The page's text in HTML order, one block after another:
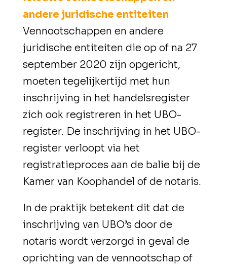
andere juridische entiteiten
Vennootschappen en andere
juridische entiteiten die op of na 27
september 2020 zijn opgericht,
moeten tegelijkertijd met hun
inschrijving in het handelsregister
zich ook registreren in het UBO-
register. De inschrijving in het UBO-
register verloopt via het
registratieproces aan de balie bij de
Kamer van Koophandel of de notaris.
In de praktijk betekent dit dat de
inschrijving van UBO’s door de
notaris wordt verzorgd in geval de
oprichting van de vennootschap of